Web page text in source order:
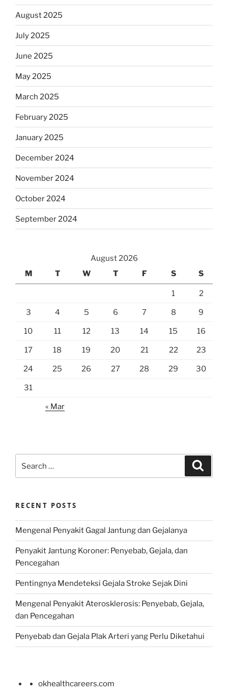
August 2025
July 2025
June 2025
May 2025
March 2025
February 2025
January 2025
December 2024
November 2024
October 2024
September 2024
August 2026
M
T W T F S S
1 2
3 4 5 6 7 8 9
10 11 12 13 14 15 16
17 18 19 20 21 22 23
24 25 26 27 28 29 30
31
« Mar
for:
RECENT POSTS
Mengenal Penyakit Gagal Jantung dan Gejalanya
Penyakit Jantung Koroner: Penyebab, Gejala, dan
Pencegahan
Pentingnya Mendeteksi Gejala Stroke Sejak Dini
Mengenal Penyakit Aterosklerosis: Penyebab, Gejala,
dan Pencegahan
Penyebab dan Gejala Plak Arteri yang Perlu Diketahui
okhealthcareers.com